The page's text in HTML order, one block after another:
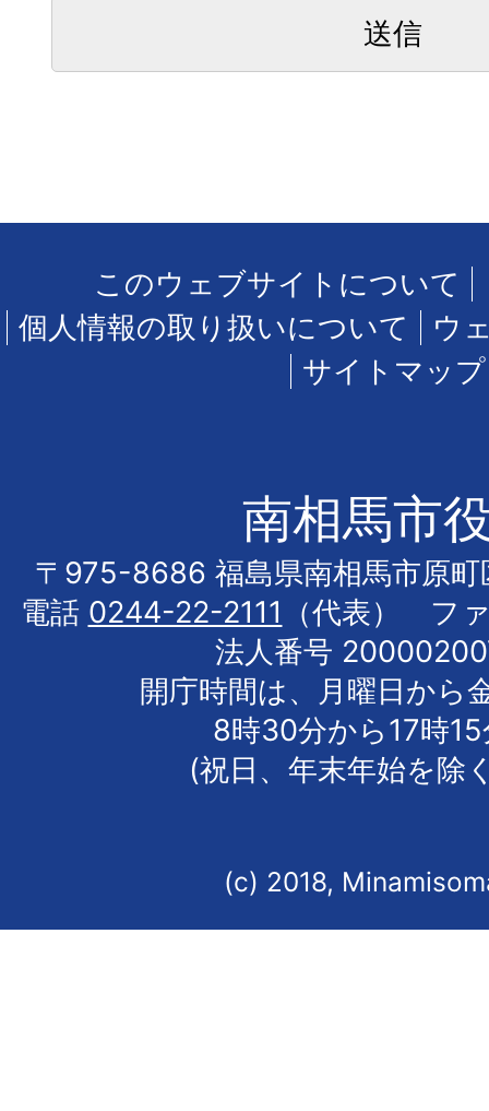
このウェブサイトについて
個人情報の取り扱いについて
ウ
サイトマップ
南相馬市
〒975-8686 福島県南相馬市原町
電話 0244-22-2111
（代表） フ
法人番号
開庁時間は、月曜日から
8時30分から17時
(祝日、年末年始を除
(c) 2018,